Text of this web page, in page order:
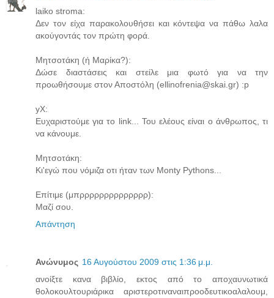
laiko stroma:
Δεν τον είχα παρακολουθήσει και κόντεψα να πάθω λαλα
ακούγοντάς τον πρώτη φορά.
Μητσοτάκη (ή Μαρίκα?):
Δώσε διαστάσεις και στείλε μια φωτό για να την
προωθήσουμε στον Αποστόλη (ellinofrenia@skai.gr) :p
yX:
Ευχαριστούμε για το link... Του ελέους είναι ο άνθρωπος, τι
να κάνουμε.
Μητσοτάκη:
Κι'εγώ που νόμιζα οτι ήταν των Monty Pythons...
Επίτιμε (μπρρρρρρρρρρρρρρ):
Μαζί σου.
Απάντηση
Ανώνυμος 16 Αυγούστου 2009 στις 1:36 μ.μ.
ανοίξτε κανα βιβλίο, εκτος από το αποχαυνωτικά
θολοκουλτουριάρικα αριστεροτιναναιπροοδευτικοαλαλουμ,